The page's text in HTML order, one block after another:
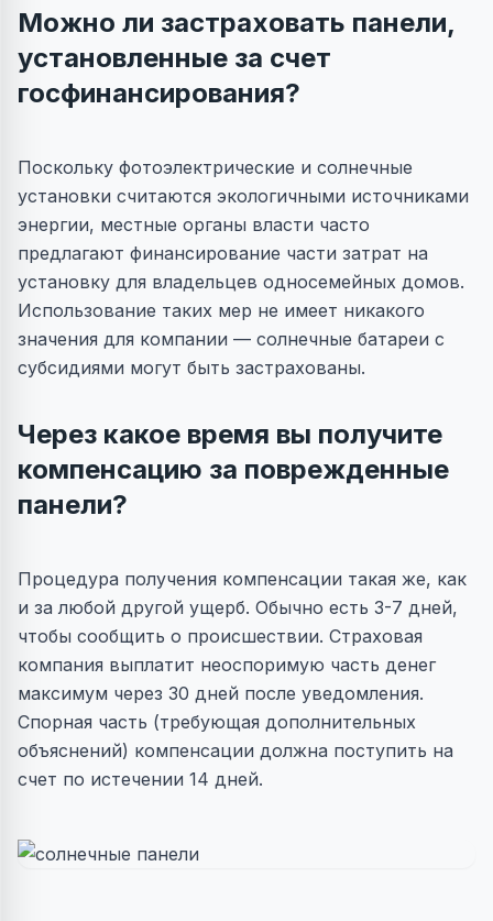
Можно ли застраховать панели,
установленные за счет
госфинансирования?
Поскольку фотоэлектрические и солнечные
установки считаются экологичными источниками
энергии, местные органы власти часто
предлагают финансирование части затрат на
установку для владельцев односемейных домов.
Использование таких мер не имеет никакого
значения для компании — солнечные батареи с
субсидиями могут быть застрахованы.
Через какое время вы получите
компенсацию за поврежденные
панели?
Процедура получения компенсации такая же, как
и за любой другой ущерб. Обычно есть 3-7 дней,
чтобы сообщить о происшествии. Страховая
компания выплатит неоспоримую часть денег
максимум через 30 дней после уведомления.
Спорная часть (требующая дополнительных
объяснений) компенсации должна поступить на
счет по истечении 14 дней.